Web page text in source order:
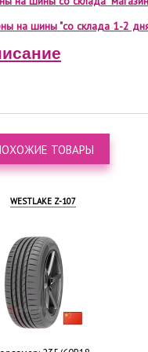
на шины "со склада 1-2
ТОВАРЫ
WESTLAKE Z-107